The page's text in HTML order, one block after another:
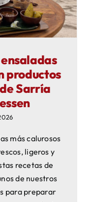
productos
Sarría
más calurosos
ligeros y
recetas de
de nuestros
para preparar